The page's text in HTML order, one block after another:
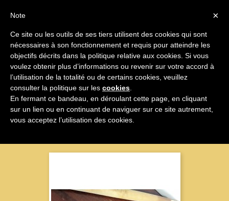


Modernisme
Nom, A à Z 
×
Note
Ce site ou les outils de ses tiers utilisent des cookies qui sont
nécessaires à son fonctionnement et requis pour atteindre les
objectifs décrits dans la politique relative aux cookies. Si vous
voulez obtenir plus d’informations ou revenir sur votre accord à
l’utilisation de la totalité ou de certains cookies, veuillez
consulter la politique sur les cookies
En fermant ce bandeau, en déroulant cette page, en cliquant
sur un lien ou en continuant de naviguer sur ce site autrement,
vous acceptez l’utilisation des cookies.